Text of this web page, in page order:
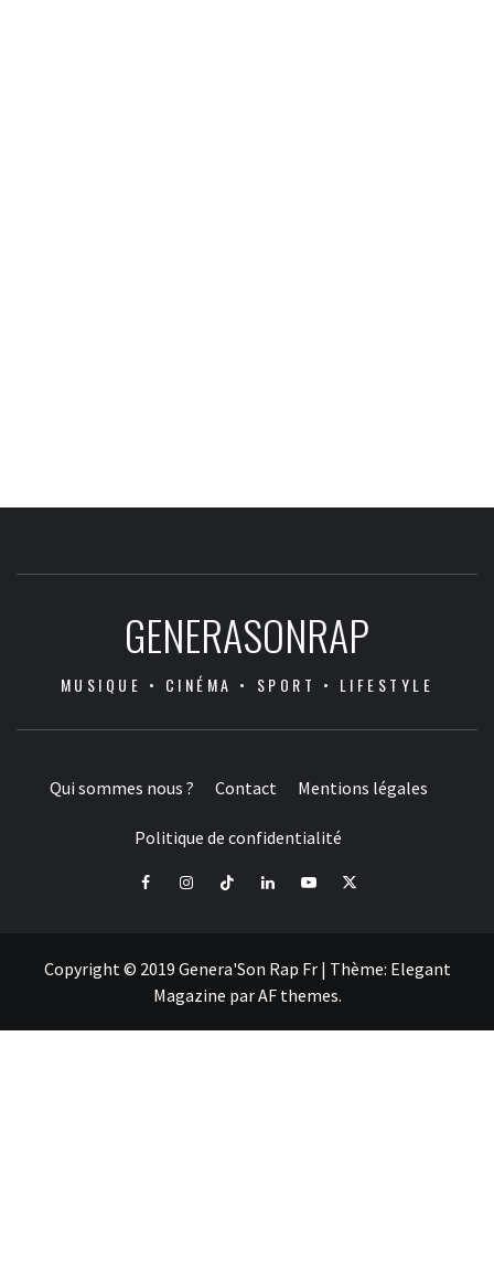
GENERASONRAP
MUSIQUE • CINÉMA • SPORT • LIFESTYLE
Qui sommes nous ? Contact Mentions légales
Politique de confidentialité
FacebookInstagramTiktok LinkedInYoutube
X
Copyright © 2019 Genera'Son Rap Fr | Thème: Elegant
Magazine parAF themes.